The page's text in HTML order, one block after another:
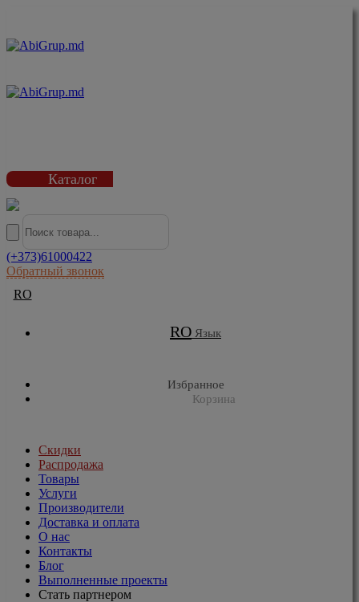
Каталог
(+373)61000422
Обратный звонок
RO
RO Язык
Избранное
Корзина
Скидки
Распродажа
Товары
Услуги
Производители
Доставка и оплата
О нас
Контакты
Блог
Выполненные проекты
Стать партнером